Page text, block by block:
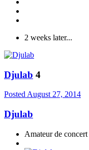
2 weeks later...
Djulab 4
PostedAugust 27, 2014
Djulab
Amateur de concert